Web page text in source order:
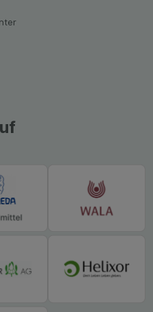
Sie, dass Daten
z.B. Google oder